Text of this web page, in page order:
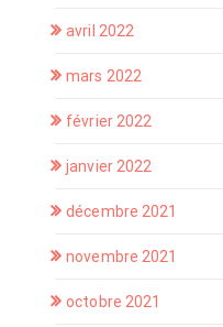
avril 2022
mars 2022
février 2022
janvier 2022
décembre 2021
novembre 2021
octobre 2021